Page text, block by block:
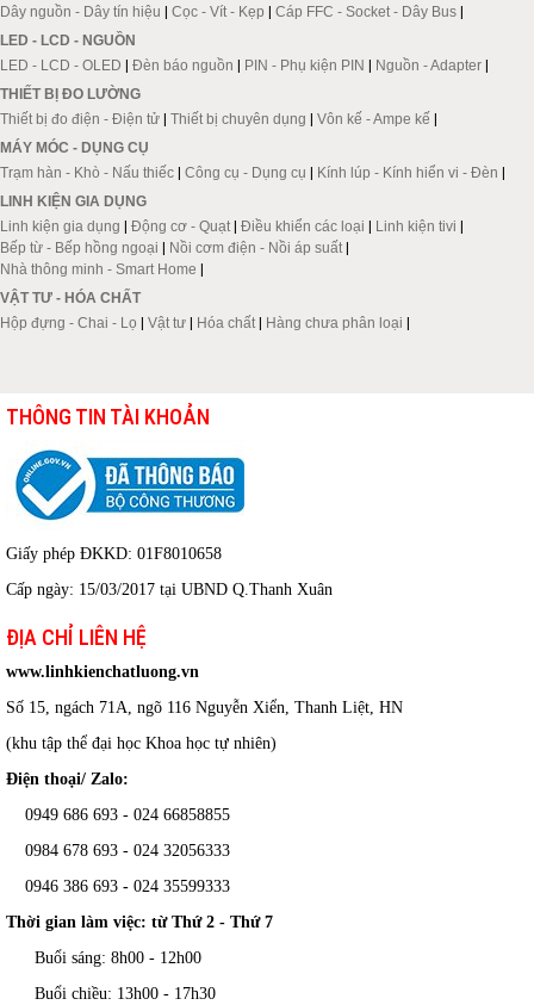
Dây nguồn - Dây tín hiệu | Cọc - Vít - Kẹp | Cáp FFC - Socket - Dây Bus |
LED - LCD - NGUỒN
LED - LCD - OLED | Đèn báo nguồn | PIN - Phụ kiện PIN | Nguồn - Adapter |
THIẾT BỊ ĐO LƯỜNG
Thiết bị đo điện - Điện tử | Thiết bị chuyên dụng | Vôn kế - Ampe kế |
MÁY MÓC - DỤNG CỤ
Trạm hàn - Khò - Nấu thiếc | Công cụ - Dụng cụ | Kính lúp - Kính hiển vi - Đèn |
LINH KIỆN GIA DỤNG
Linh kiện gia dụng | Động cơ - Quạt | Điều khiển các loại | Linh kiện tivi |
Bếp từ - Bếp hồng ngoại | Nồi cơm điện - Nồi áp suất |
Nhà thông minh - Smart Home |
VẬT TƯ - HÓA CHẤT
Hộp đựng - Chai - Lọ | Vật tư | Hóa chất | Hàng chưa phân loại |
THÔNG TIN TÀI KHOẢN
Giấy phép ĐKKD: 01F8010658
Cấp ngày: 15/03/2017 tại UBND Q.Thanh Xuân
ĐỊA CHỈ LIÊN HỆ
www.linhkienchatluong.vn
Số 15, ngách 71A, ngõ 116 Nguyễn Xiển, Thanh Liệt, HN
(khu tập thể đại học Khoa học tự nhiên)
Điện thoại/ Zalo:
0949 686 693 - 024 66858855
0984 678 693 - 024 32056333
0946 386 693 - 024 35599333
Thời gian làm việc: từ Thứ 2 - Thứ 7
Buổi sáng: 8h00 - 12h00
Buổi chiều: 13h00 - 17h30